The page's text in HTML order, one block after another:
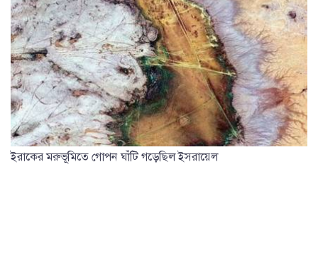
ইরাকের মরুভূমিতে গোপন ঘাঁটি গড়েছিল ইসরায়েল